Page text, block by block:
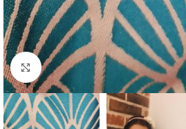
Click to enlarge